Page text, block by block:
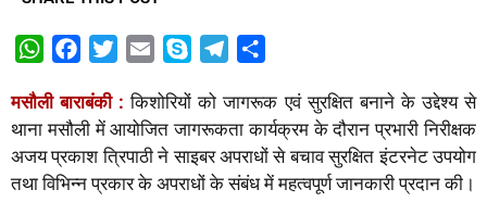
W
a
t
s
A
c
e
b
o
i
t
t
e
a
i
l
y
p
e
l
e
g
r
a
r
e
मसौली बाराबंकी : किशोरियों को जागरूक एवं सुरक्षित बनाने के उद्देश्य से
थाना मसौली में आयोजित जागरूकता कार्यक्रम के दौरान प्रभारी निरीक्षक
अजय प्रकाश त्रिपाठी ने साइबर अपराधों से बचाव सुरक्षित इंटरनेट उपयोग
तथा विभिन्न प्रकार के अपराधों के संबंध में महत्वपूर्ण जानकारी प्रदान की।